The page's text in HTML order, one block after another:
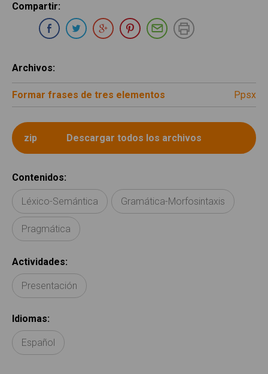
Compartir:
Compartir en Whatsapp
Compartir en Facebook
Compartir en Twitter
Compartir en Google Plus
Compartir en Pinterest
Compartir por E-
Archivos:
Formar frases de tres elementos ppsx
Contenidos:
Léxico-Semántica Gramática-Morfosintaxis
Pragmática
Actividades:
Presentación
Idiomas:
Español